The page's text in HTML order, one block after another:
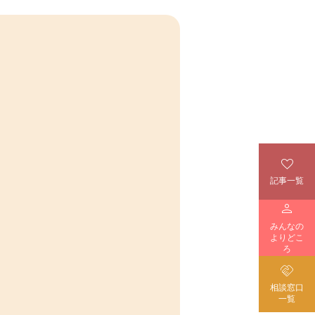

記事一覧

みんなの
よりどこ
ろ

相談窓口
一覧